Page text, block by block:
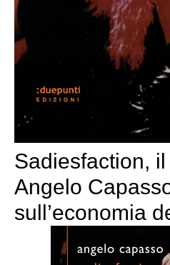
Sadiesfaction,
Angelo
sull’economia